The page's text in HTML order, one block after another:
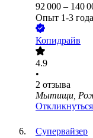
92 000 – 140
Опыт 1-3 года
Копидрайв
4.9
•
2 отзыва
Мытищи,
Откликнуться
Супервайзер